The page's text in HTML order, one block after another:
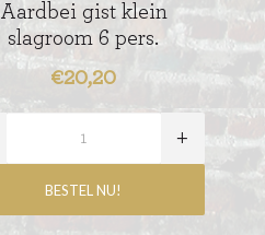
Aardbei gist klein
slagroom 6 pers.
€20,20